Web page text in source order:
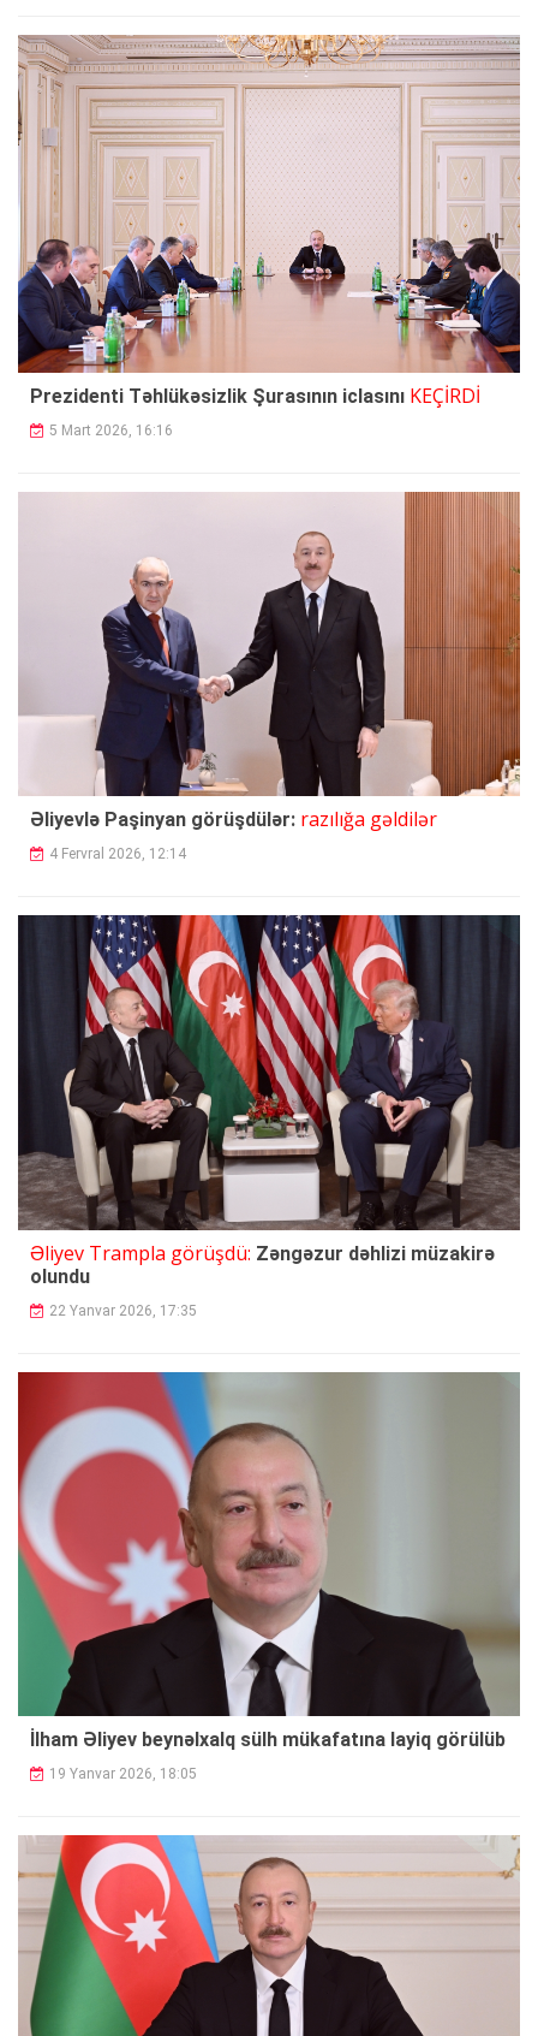
Prezidenti Təhlükəsizlik Şurasının iclasını KEÇİRDİ
5 Mart 2026, 16:16
Əliyevlə Paşinyan görüşdülər: razılığa gəldilər
4 Fervral 2026, 12:14
Əliyev Trampla görüşdü: Zəngəzur dəhlizi müzakirə
olundu
22 Yanvar 2026, 17:35
İlham Əliyev beynəlxalq sülh mükafatına layiq görülüb
19 Yanvar 2026, 18:05